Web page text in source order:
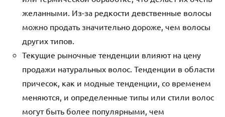
желанными. Из-за редкости девственные волосы
можно продать значительно дороже, чем волосы
других типов.
Текущие рыночные тенденции влияют на цену
продажи натуральных волос. Тенденции в области
причесок, как и модные тенденции, со временем
меняются, и определенные типы или стили волос
могут быть более популярными, чем